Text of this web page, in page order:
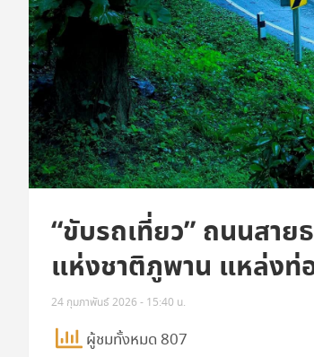
“ขับรถเที่ยว” ถนนสาย
แห่งชาติภูพาน แหล่งท่
24 กุมภาพันธ์ 2026 - 15:40 น.
ผู้ชมทั้งหมด 807